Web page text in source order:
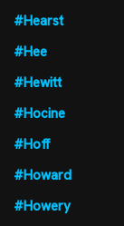
#Hearst
#Hee
#Hewitt
#Hocine
#Hoff
#Howard
#Howery